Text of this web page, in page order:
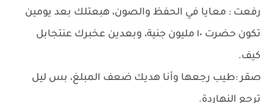
رفعت : معايا في الحفظ والصون، هبعتلك بعد يومين
تكون حضرت ١٠ مليون جنية، وبعدين عخبرك عنتجابل
كيف.
صقر :طيب رجعها وأنا هديك ضعف المبلغ، بس ليل
ترجع النهاردة.